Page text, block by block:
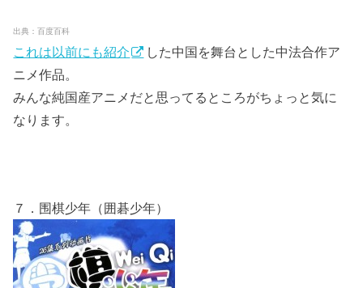
出典：百度百科
これは以前にも紹介
した中国を舞台とした中法合作ア
ニメ作品。
みんな純国産アニメだと思ってるところがちょっと気に
なります。
７．围棋少年（囲碁少年）